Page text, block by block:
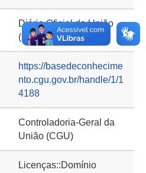
Diário Oficial da União
(D.O.U.)
https://basedeconhecime
nto.cgu.gov.br/handle/1/1
4188
Controladoria-Geral da
União (CGU)
Licenças::Domínio